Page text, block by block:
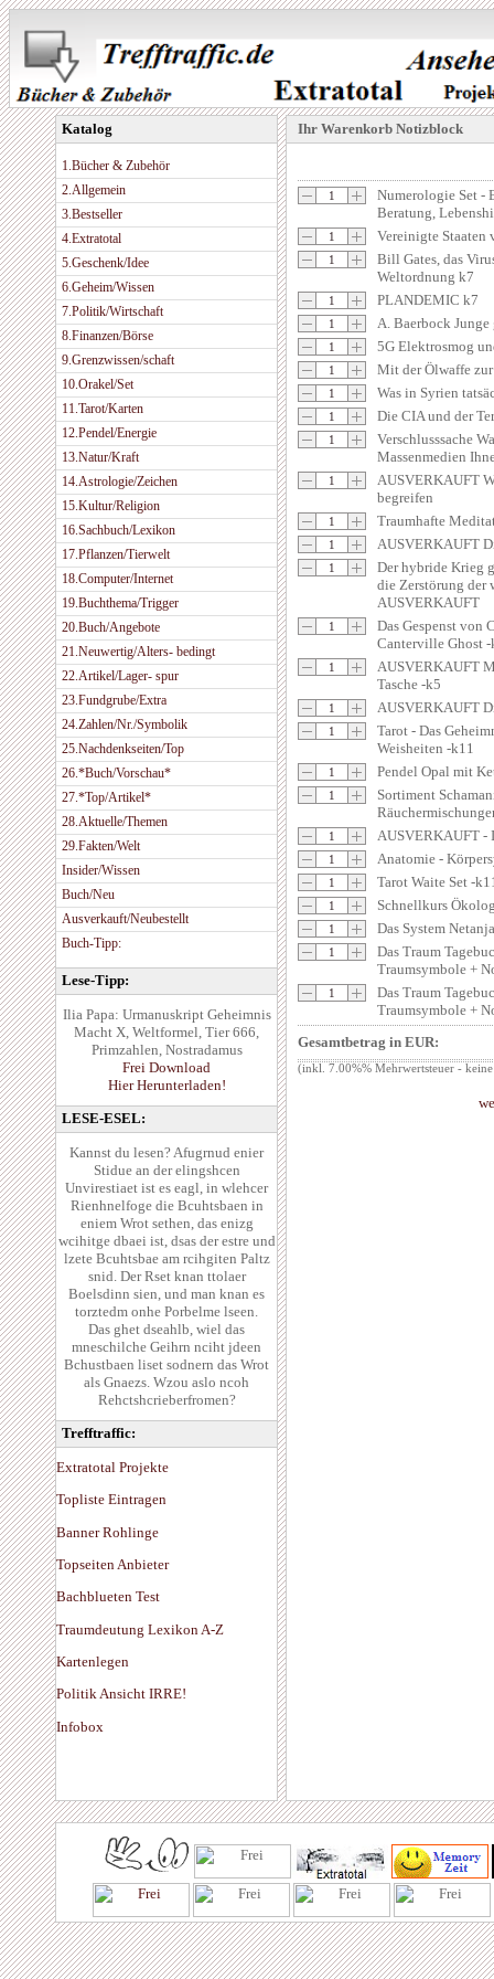
Katalog
1.Bücher & Zubehör
2.Allgemein
3.Bestseller
4.Extratotal
5.Geschenk/Idee
6.Geheim/Wissen
7.Politik/Wirtschaft
8.Finanzen/Börse
9.Grenzwissen/schaft
10.Orakel/Set
11.Tarot/Karten
12.Pendel/Energie
13.Natur/Kraft
14.Astrologie/Zeichen
15.Kultur/Religion
16.Sachbuch/Lexikon
17.Pflanzen/Tierwelt
18.Computer/Internet
19.Buchthema/Trigger
20.Buch/Angebote
21.Neuwertig/Alters- bedingt
22.Artikel/Lager- spur
23.Fundgrube/Extra
24.Zahlen/Nr./Symbolik
25.Nachdenkseiten/Top
26.*Buch/Vorschau*
27.*Top/Artikel*
28.Aktuelle/Themen
29.Fakten/Welt
Insider/Wissen
Buch/Neu
Ausverkauft/Neubestellt
Buch-Tipp:
Lese-Tipp:
Ilia Papa: Urmanuskript Geheimnis
Macht X, Weltformel, Tier 666,
Primzahlen, Nostradamus
Frei Download
Hier Herunterladen!
LESE-ESEL:
Kannst du lesen? Afugrnud enier
Stidue an der elingshcen
Unvirestiaet ist es eagl, in wlehcer
Rienhnelfoge die Bcuhtsbaen in
eniem Wrot sethen, das enizg
wcihitge dbaei ist, dsas der estre und
lzete Bcuhtsbae am rcihgiten Paltz
snid. Der Rset knan ttolaer
Boelsdinn sien, und man knan es
torztedm onhe Porbelme lseen.
Das ghet dseahlb, wiel das
mneschilche Geihrn nciht jdeen
Bchustbaen liset sodnern das Wrot
als Gnaezs. Wzou aslo ncoh
Rehctshcrieberfromen?
Trefftraffic:
Extratotal Projekte
Topliste Eintragen
Banner Rohlinge
Topseiten Anbieter
Bachblueten Test
Traumdeutung Lexikon A-Z
Kartenlegen
Politik Ansicht IRRE!
Infobox
Ihr Warenkorb Notizblock
Numerologie Set -
Beratung,
Vereinigte Staaten
Bill Gates, das
Weltordnung k7
PLANDEMIC k7
A. Baerbock
5G Elektrosmog
Mit der Ölwaffe
Was in Syrien
Die CIA und der
Verschlusssache
Massenmedien
AUSVERKAUFT
begreifen
Traumhafte
AUSVERKAUFT
Der hybride Krieg
die Zerstörung
AUSVERKAUFT
Das Gespenst von
Canterville Ghost
AUSVERKAUFT
Tasche -k5
AUSVERKAUFT
Tarot - Das
Weisheiten -k11
Pendel Opal mit
Sortiment
AUSVERKAUFT -
Anatomie -
Tarot Waite Set -
Schnellkurs
Das System
Das Traum
Traumsymbole +
Das Traum
Traumsymbole +
Gesamtbetrag in EUR:
(inkl. 7.00%% Mehrwertsteuer - keine